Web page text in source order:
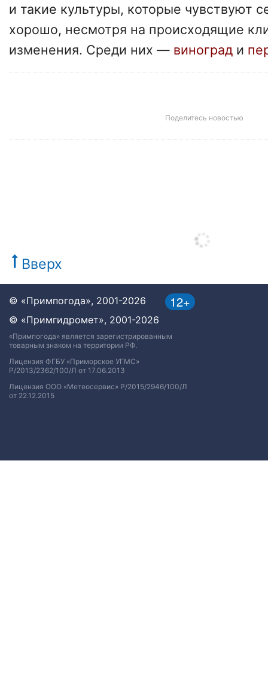
и такие культуры, которые чувствуют
хорошо, несмотря на происходящие
изменения. Среди них — виноград и
Поделитесь новостью
Вверх
12+
© «Примпогода», 2001-2026
© «Примгидромет», 2001-2026
«Примпогода» является зарегистрированным
товарным знаком на территории РФ.
Лицензия ФГБУ «Приморское УГМС»
Р/2013/2362/100/Л от 17.06.2013
Лицензия ООО «Метеосервис» Р/2015/2946/100/Л
от 22.12.2015